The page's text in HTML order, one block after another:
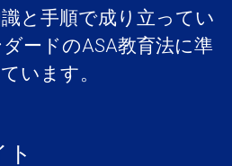
と手順で成り立ってい
ードのASA教育法に準
います。